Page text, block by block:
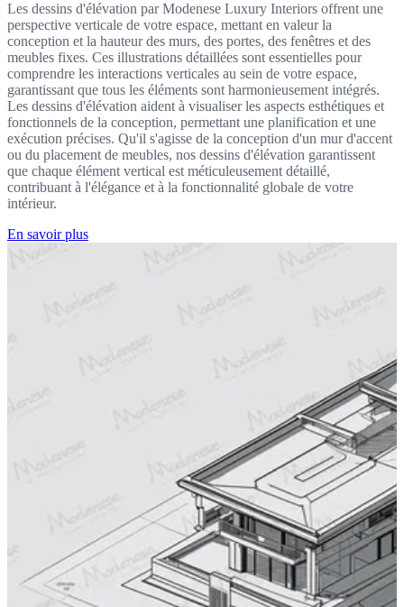
Les dessins d'élévation par Modenese Luxury Interiors offrent une
perspective verticale de votre espace, mettant en valeur la
conception et la hauteur des murs, des portes, des fenêtres et des
meubles fixes. Ces illustrations détaillées sont essentielles pour
comprendre les interactions verticales au sein de votre espace,
garantissant que tous les éléments sont harmonieusement intégrés.
Les dessins d'élévation aident à visualiser les aspects esthétiques et
fonctionnels de la conception, permettant une planification et une
exécution précises. Qu'il s'agisse de la conception d'un mur d'accent
ou du placement de meubles, nos dessins d'élévation garantissent
que chaque élément vertical est méticuleusement détaillé,
contribuant à l'élégance et à la fonctionnalité globale de votre
intérieur.
En savoir plus